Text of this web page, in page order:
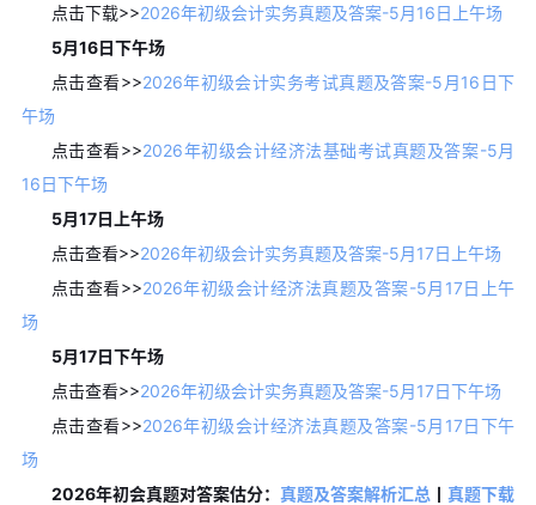
点击下载>>2026年初级会计实务真题及答案-5月16日上午场
5月16日下午场
点击查看>>2026年初级会计实务考试真题及答案-5月16日下
午场
点击查看>>2026年初级会计经济法基础考试真题及答案-5月
16日下午场
5月17日上午场
点击查看>>2026年初级会计实务真题及答案-5月17日上午场
点击查看>>2026年初级会计经济法真题及答案-5月17日上午
场
5月17日下午场
点击查看>>2026年初级会计实务真题及答案-5月17日下午场
点击查看>>2026年初级会计经济法真题及答案-5月17日下午
场
2026年初会真题对答案估分： 真题及答案解析汇总 丨真题下载